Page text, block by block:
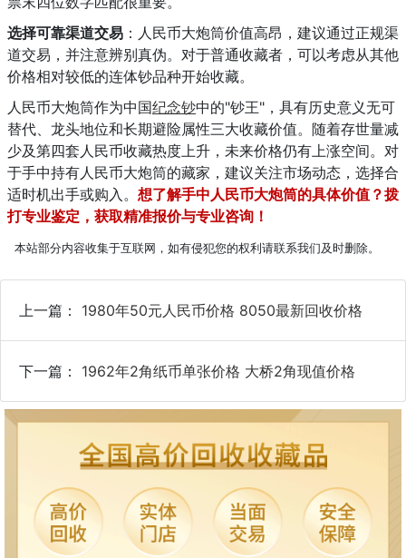
选择可靠渠道交易 ：人民币大炮筒价值高昂，建议通过正规渠
道交易，并注意辨别真伪。对于普通收藏者，可以考虑从其他
价格相对较低的连体钞品种开始收藏。
人民币大炮筒作为中国纪念钞中的"钞王"，具有历史意义无可
替代、龙头地位和长期避险属性三大收藏价值。随着存世量减
少及第四套人民币收藏热度上升，未来价格仍有上涨空间。对
于手中持有人民币大炮筒的藏家，建议关注市场动态，选择合
适时机出手或购入。 想了解手中人民币大炮筒的具体价值？拨
打专业鉴定，获取精准报价与专业咨询！
本站部分内容收集于互联网，如有侵犯您的权利请联系我们及时删除。
上一篇： 1980年50元人民币价格 8050最新回收价格
下一篇： 1962年2角纸币单张价格 大桥2角现值价格